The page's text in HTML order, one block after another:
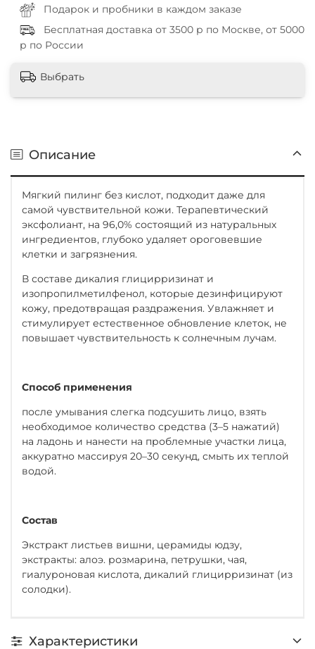
Подарок и пробники в каждом заказе
Бесплатная доставка от 3500 р по Москве, от 5000
р по России
Выбрать
Описание
Мягкий пилинг без кислот, подходит даже для
самой чувствительной кожи. Терапевтический
эксфолиант, на 96,0% состоящий из натуральных
ингредиентов, глубоко удаляет ороговевшие
клетки и загрязнения.
В составе дикалия глицирризинат и
изопропилметилфенол, которые дезинфицируют
кожу, предотвращая раздражения. Увлажняет и
стимулирует естественное обновление клеток, не
повышает чувствительность к солнечным лучам.
Способ применения
после умывания слегка подсушить лицо, взять
необходимое количество средства (3–5 нажатий)
на ладонь и нанести на проблемные участки лица,
аккуратно массируя 20–30 секунд, смыть их теплой
водой.
Состав
Экстракт листьев вишни, церамиды юдзу,
экстракты: алоэ. розмарина, петрушки, чая,
гиалуроновая кислота, дикалий глицирризинат (из
солодки).
Характеристики